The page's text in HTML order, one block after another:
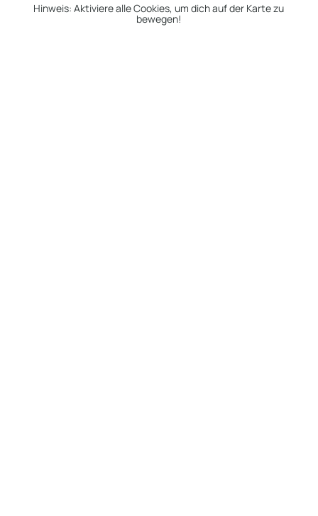
Hinweis: Aktiviere alle Cookies, um dich auf der Karte zu
bewegen!